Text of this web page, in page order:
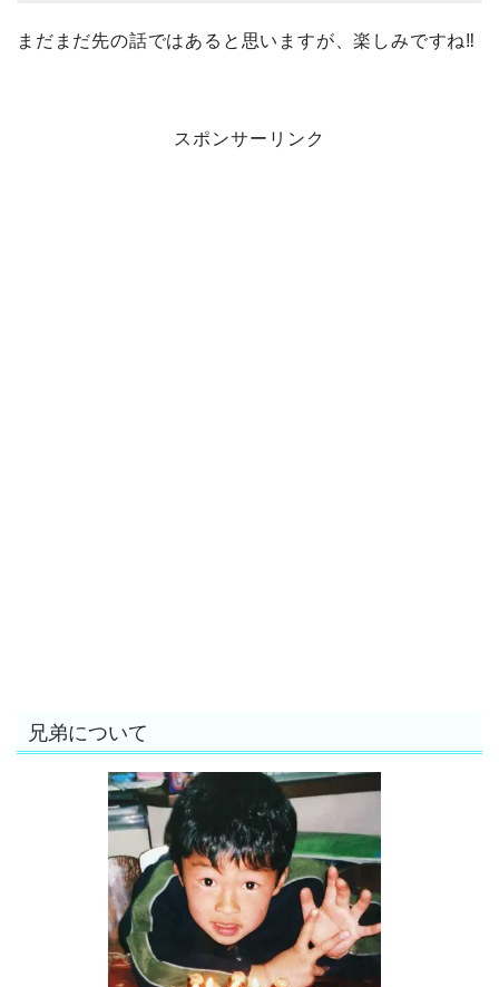
まだまだ先の話ではあると思いますが、楽しみですね‼
スポンサーリンク
兄弟について